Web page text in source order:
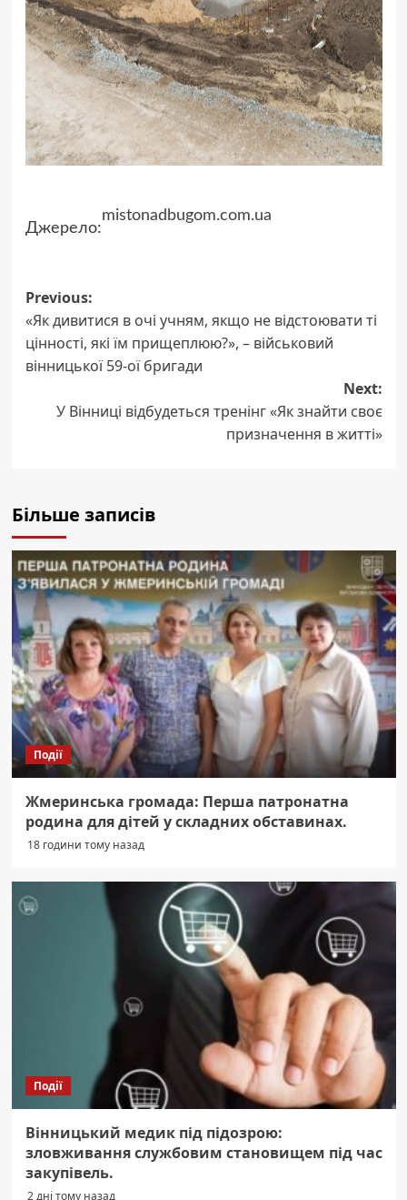
Джерело:
mistonadbugom.com.ua
Post
navigation
Previous:
«Як дивитися в очі учням, якщо не відстоювати ті
цінності, які їм прищеплюю?», – військовий
вінницької 59-ої бригади
Next:
У Вінниці відбудеться тренінг «Як знайти своє
призначення в житті»
Більше записів
Події
Жмеринська громада: Перша патронатна
родина для дітей у складних обставинах.
18 години тому назад
Події
Вінницький медик під підозрою:
зловживання службовим становищем під час
закупівель.
2 дні тому назад